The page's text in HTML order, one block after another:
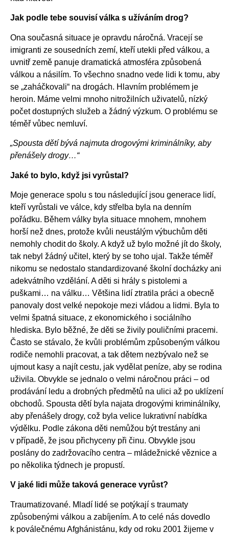
Jak podle tebe souvisí válka s užíváním drog?
Ona současná situace je opravdu náročná. Vracejí se
imigranti ze sousedních zemí, kteří utekli před válkou, a
uvnitř země panuje dramatická atmosféra způsobená
válkou a násilím. To všechno snadno vede lidi k tomu, aby
se „zaháčkovali“ na drogách. Hlavním problémem je
heroin. Máme velmi mnoho nitrožilních uživatelů, nízký
počet dostupných služeb a žádný výzkum. O problému se
téměř vůbec nemluví.
„Spousta dětí bývá najmuta drogovými kriminálníky, aby
přenášely drogy…“
Jaké to bylo, když jsi vyrůstal?
Moje generace spolu s tou následující jsou generace lidí,
kteří vyrůstali ve válce, kdy střelba byla na denním
pořádku. Během války byla situace mnohem, mnohem
horší než dnes, protože kvůli neustálým výbuchům děti
nemohly chodit do školy. A když už bylo možné jít do školy,
tak nebyl žádný učitel, který by se toho ujal. Takže téměř
nikomu se nedostalo standardizované školní docházky ani
adekvátního vzdělání. A děti si hrály s pistolemi a
puškami… na válku… Většina lidí ztratila práci a obecně
panovaly dost velké nepokoje mezi vládou a lidmi. Byla to
velmi špatná situace, z ekonomického i sociálního
hlediska. Bylo běžné, že děti se živily pouličními pracemi.
Často se stávalo, že kvůli problémům způsobeným válkou
rodiče nemohli pracovat, a tak dětem nezbývalo než se
ujmout kasy a najít cestu, jak vydělat peníze, aby se rodina
uživila. Obvykle se jednalo o velmi náročnou práci – od
prodávání ledu a drobných předmětů na ulici až po uklízení
obchodů. Spousta dětí byla najata drogovými kriminálníky,
aby přenášely drogy, což byla velice lukrativní nabídka
výdělku. Podle zákona děti nemůžou být trestány ani
v případě, že jsou přichyceny při činu. Obvykle jsou
poslány do zadržovacího centra – mládežnické věznice a
po několika týdnech je propustí.
V jaké lidi může taková generace vyrůst?
Traumatizované. Mladí lidé se potýkají s traumaty
způsobenými válkou a zabíjením. A to celé nás dovedlo
k poválečnému Afghánistánu, kdy od roku 2001 žijeme v